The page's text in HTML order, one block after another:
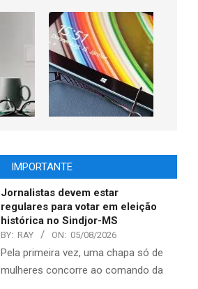
IMPORTANTE
Jornalistas devem estar
regulares para votar em eleição
histórica no Sindjor-MS
BY: RAY ON: 05/08/2026
Pela primeira vez, uma chapa só de
mulheres concorre ao comando da